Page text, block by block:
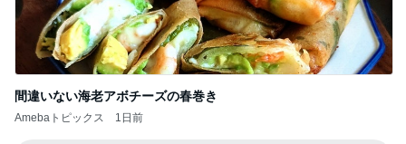
間違いない海老アボチーズの春巻き
Amebaトピックス 1日前